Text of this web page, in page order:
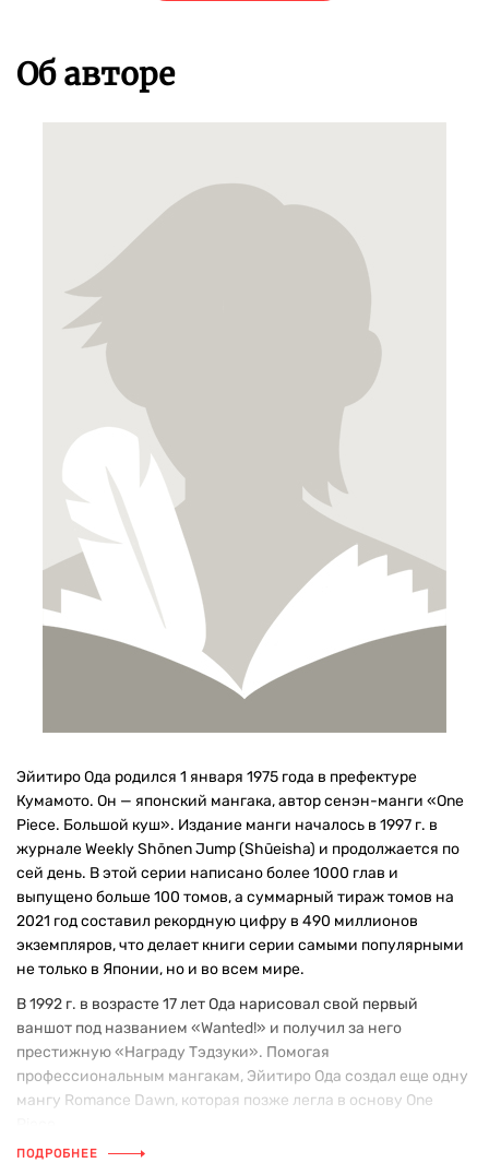
Об авторе
Эйитиро Ода родился 1 января 1975 года в префектуре
Кумамото. Он — японский мангака, автор сенэн-манги «One
Piece. Большой куш». Издание манги началось в 1997 г. в
журнале Weekly Shōnen Jump (Shūeisha) и продолжается по
сей день. В этой серии написано более 1000 глав и
выпущено больше 100 томов, а суммарный тираж томов на
2021 год составил рекордную цифру в 490 миллионов
экземпляров, что делает книги серии самыми популярными
не только в Японии, но и во всем мире.
В 1992 г. в возрасте 17 лет Ода нарисовал свой первый
ваншот под названием «Wanted!» и получил за него
престижную «Награду Тэдзуки». Помогая
профессиональным мангакам, Эйитиро Ода создал еще одну
мангу Romance Dawn, которая позже легла в основу One
ПОДРОБНЕЕ